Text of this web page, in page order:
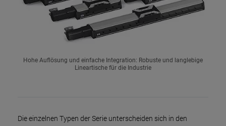
Hohe Auflösung und einfache Integration: Robuste und langlebige
Lineartische für die Industrie
Die einzelnen Typen der Serie unterscheiden sich in den